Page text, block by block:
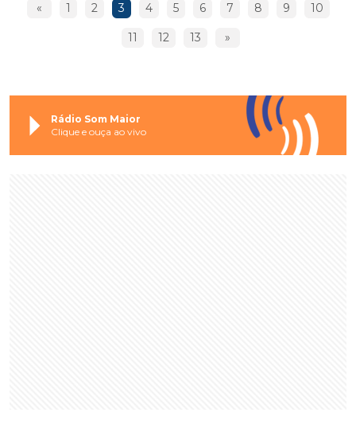
« 1 2 3 4 5 6 7 8 9 10
11 12 13 »
Rádio Som Maior
Clique e ouça ao vivo